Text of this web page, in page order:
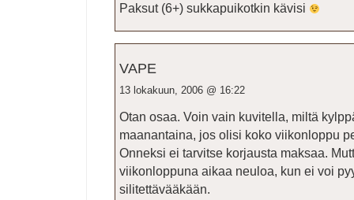
Paksut (6+) sukkapuikotkin kävisi
VAPE
13 lokakuun, 2006 @ 16:22
Otan osaa. Voin vain kuvitella, miltä
maanantaina, jos olisi koko viikonloppu
Onneksi ei tarvitse korjausta maksaa.
viikonloppuna aikaa neuloa, kun ei voi
silitettävääkään.